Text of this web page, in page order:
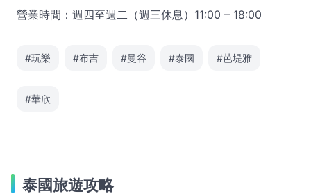
營業時間：週四至週二（週三休息）11:00 – 18:00
#玩樂 #布吉 #曼谷 #泰國 #芭堤雅
#華欣
泰國旅遊攻略